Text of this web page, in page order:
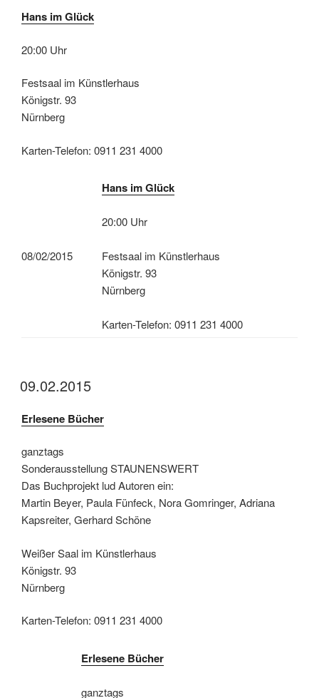
Hans im Glück
20:00 Uhr
Festsaal im Künstlerhaus
Königstr. 93
Nürnberg
Karten-Telefon: 0911 231 4000
08/02/2015
Hans im Glück
20:00 Uhr
Festsaal im Künstlerhaus
Königstr. 93
Nürnberg
Karten-Telefon: 0911 231 4000
09.02.2015
Erlesene Bücher
ganztags
Sonderausstellung STAUNENSWERT
Das Buchprojekt lud Autoren ein:
Martin Beyer, Paula Fünfeck, Nora Gomringer, Adriana
Kapsreiter, Gerhard Schöne
Weißer Saal im Künstlerhaus
Königstr. 93
Nürnberg
Karten-Telefon: 0911 231 4000
Erlesene Bücher
ganztags